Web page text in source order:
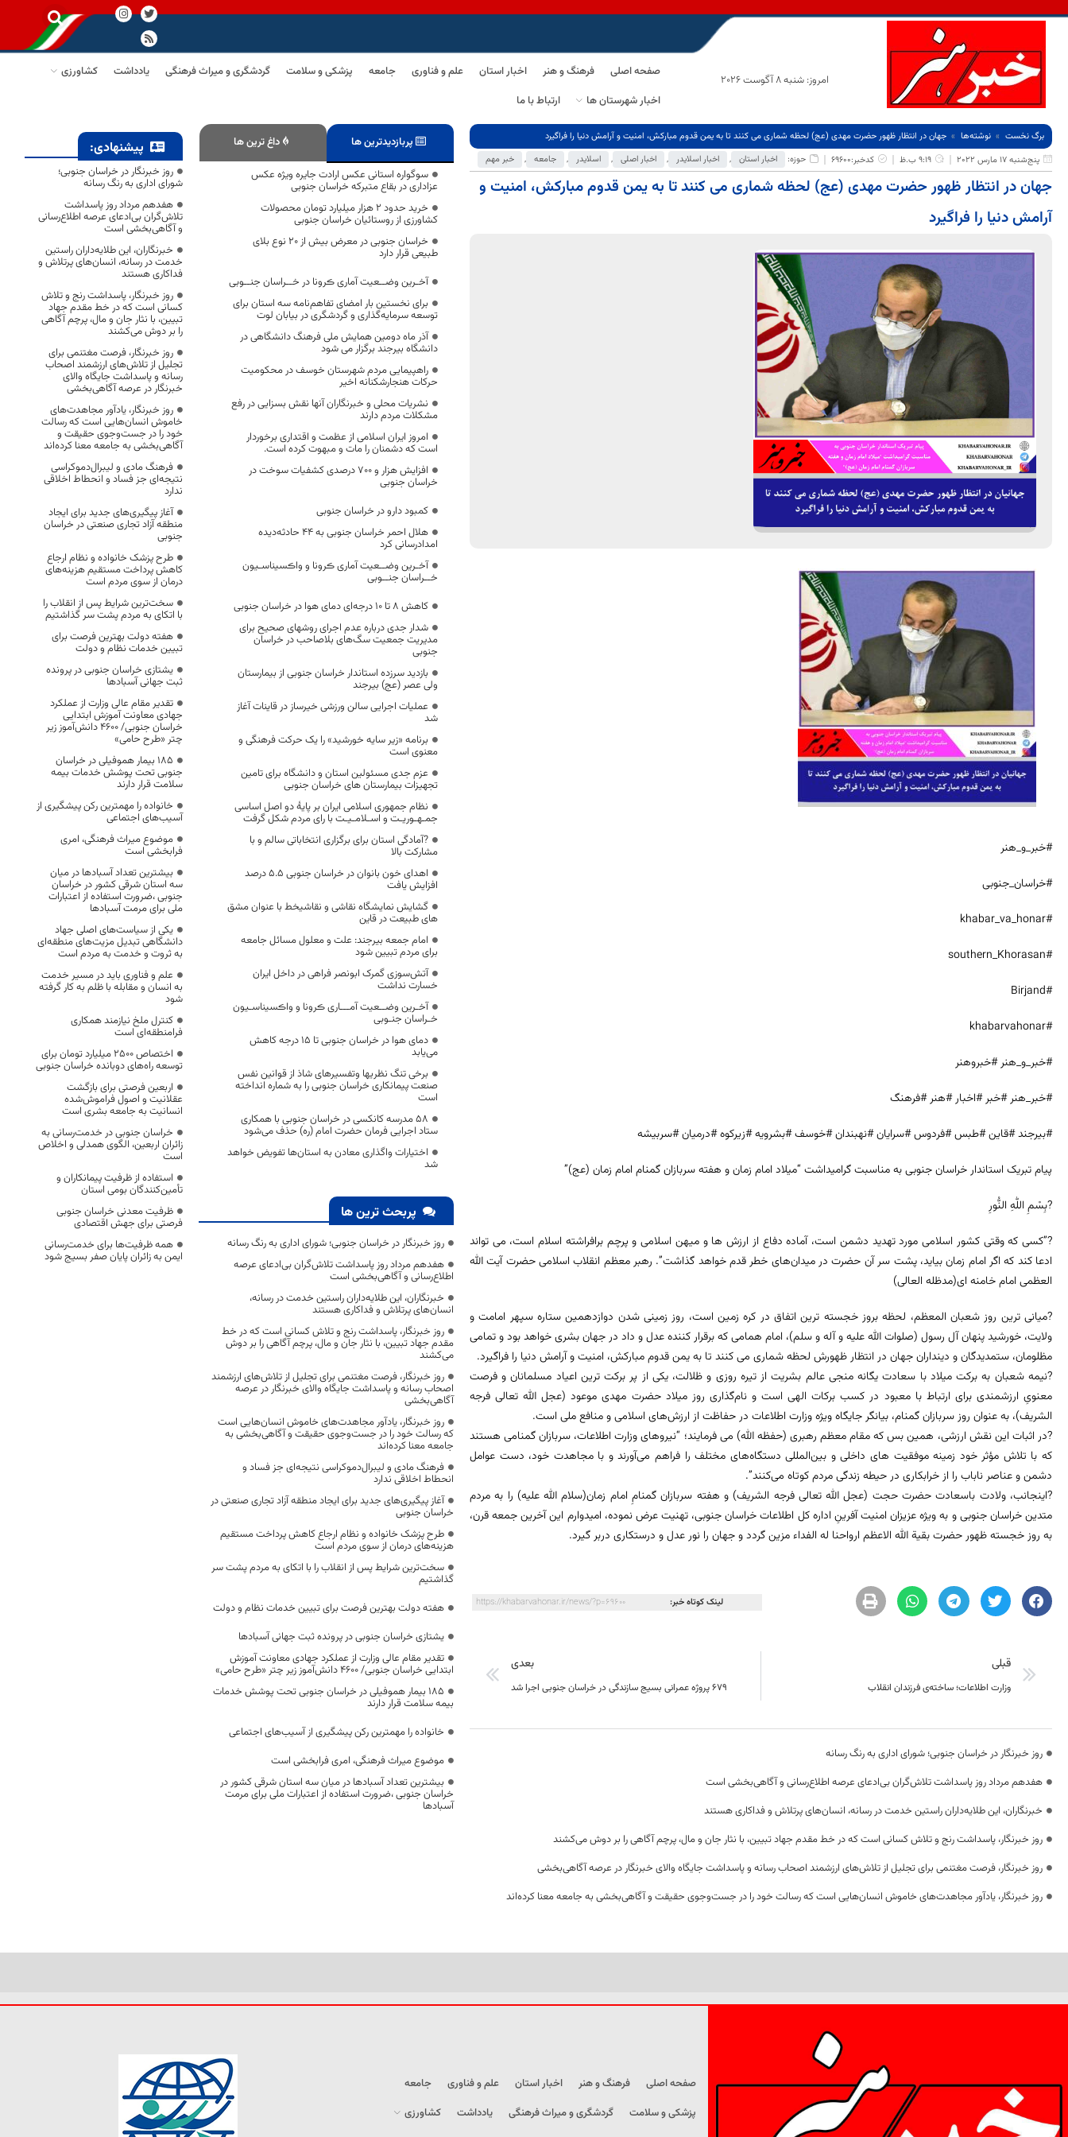
امروز: شنبه 8 آگوست 2026
صفحه اصلی فرهنگ و هنر اخبار استان علم و فناوری جامعه پزشکی و سلامت گردشگری و میراث فرهنگی یادداشت
کشاورزی
اخبار شهرستان ها
ارتباط با ما
برگ نخست نوشته‌ها
جهان در انتظار ظهور حضرت مهدی (عج) لحظه شماری می کنند تا به یمن قدوم مبارکش، امنیت و آرامش دنیا را فراگیرد
پنج‌شنبه 17 مارس 2022
9:19 ب.ظ کدخبر:69600 حوزه: اخبار استان , اخبار اسلایدر , اخبار اصلی , اسلایدر , جامعه , خبر مهم
جهان در انتظار ظهور حضرت مهدی (عج) لحظه شماری می کنند تا به یمن قدوم مبارکش، امنیت و
آرامش دنیا را فراگیرد
#خبر_و_هنر
#خراسان_جنوبی
#khabar_va_honar
#southern_Khorasan
#Birjand
#khabarvahonar
#خبر_و_هنر #خبروهنر
#خبر_هنر #خبر #اخبار #هنر #فرهنگ
#بیرجند #قاین #طبس #فردوس #سرایان #نهبندان #خوسف #بشرویه #زیرکوه #درمیان #سربیشه
پیام تبریک استاندار خراسان جنوبی به مناسبت گرامیداشت “میلاد امام زمان و هفته سربازان گمنام امام زمان (عج)”
?بِسْمِ اللّٰهِ النُّورِ
?”کسی که وقتی کشور اسلامی مورد تهدید دشمن است، آماده‌ دفاع از ارزش ها و میهن اسلامی و پرچم برافراشته‌ اسلام است، می تواند
ادعا کند که اگر امام زمان بیاید، پشت سر آن حضرت در میدان‌های خطر قدم خواهد گذاشت”. رهبر معظم انقلاب اسلامی حضرت آیت الله
العظمی امام خامنه ای(مدظله العالی)
?میانی ترین روز شعبان المعظم، لحظه بروز خجسته ترین اتفاق در کره زمین است، روز زمینی شدن دوازدهمین ستاره سپهر امامت و
ولایت، خورشید پنهان آل رسول (صلوات الله علیه و آله و سلم)، امام همامی که برقرار کننده عدل و داد در جهان بشری خواهد بود و تمامی
مظلومان، ستمدیدگان و دینداران جهان در انتظار ظهورش لحظه شماری می کنند تا به یمن قدوم مبارکش، امنیت و آرامش دنیا را فراگیرد.
?نیمه شعبان به برکت میلاد با سعادت یگانه منجی عالم بشریت از تیره روزی و ظلالت، یکی از پر برکت ترین اعیاد مسلمانان و فرصت
معنویِ ارزشمندی برای ارتباط با معبود در کسب برکات الهی است و نام‌گذاری روز میلاد حضرت مهدی موعود (عجل الله تعالی فرجه
الشریف)، به عنوان روز سربازان گمنام، بیانگر جایگاه ویژه وزارت اطلاعات در حفاظت از ارزش‌های اسلامی و منافع ملی است.
?در اثبات این نقش ارزشی، همین بس که مقام معظم رهبری (حفظه الله) می فرمایند؛ “نیروهای وزارت اطلاعات، سربازان گمنامی هستند
که با تلاش مؤثر خود زمینه موفقیت‌ های داخلی و بین‌المللی دستگاه‌های مختلف را فراهم می‌آورند و با مجاهدت خود، دست عوامل
دشمن و عناصر ناباب را از خرابکاری در حیطه زندگی مردم کوتاه می‌کنند”.
?اینجانب، ولادت باسعادت حضرت حجت (عجل الله تعالی فرجه الشریف) و هفته سربازان گمنامِ امام زمان(سلام الله علیه) را به مردم
متدین خراسان جنوبی و به ویژه عزیزان امنیت آفرینِ اداره کل اطلاعات خراسان جنوبی، تهنیت عرض نموده، امیدوارم این آخرین جمعه قرن،
به روز خجسته‌ ظهور حضرت بقیة الله الاعظم ارواحنا له الفداء مزین گردد و جهان را نور عدل و درستکاری دربر گیرد.
لینک کوتاه خبر: https://khabarvahonar.ir/news/?p=69600
قبلی
وزارت اطلاعات؛ ساخته‌ی فرزندان انقلاب
بعدی
۶۷۹ پروژه عمرانی بسیج سازندگی در خراسان جنوبی اجرا شد
روز خبرنگار در خراسان جنوبی؛ شورای اداری به رنگ رسانه
هفدهم مرداد روز پاسداشت تلاش‌گران بی‌ادعای عرصه اطلاع‌رسانی و آگاهی‌بخشی است
خبرنگاران، این طلایه‌داران راستین خدمت در رسانه، انسان‌های پرتلاش و فداکاری هستند
روز خبرنگار، پاسداشت رنج و تلاش کسانی است که در خط مقدم جهاد تبیین، با نثار جان و مال، پرچم آگاهی را بر دوش می‌کشند
روز خبرنگار، فرصت مغتنمی برای تجلیل از تلاش‌های ارزشمند اصحاب رسانه و پاسداشت جایگاه والای خبرنگار در عرصه آگاهی‌بخشی
روز خبرنگار، یادآور مجاهدت‌های خاموش انسان‌هایی است که رسالت خود را در جست‌وجوی حقیقت و آگاهی‌بخشی به جامعه معنا کرده‌اند
پربازدیدترین ها داغ ترین ها
سوگواره استانی عکس ارادت جایره ویژه عکس
عزاداری در بقاع متبرکه خراسان جنوبی
خرید حدود ۲ هزار میلیارد تومان محصولات
کشاورزی از روستائیان خراسان جنوبی
خراسان جنوبی در معرض بیش از ۲۰ نوع بلای
طبیعی قرار دارد
آخـرین وضــعیت آماری ڪرونا در خــراسان جنــوبی
برای نخستین بار امضای تفاهم‌نامه سه استان برای
توسعه سرمایه‌گذاری و گردشگری در بیابان لوت
آذر ماه دومین همایش ملی فرهنگ دانشگاهی در
دانشگاه بیرجند برگزار می شود
راهپیمایی مردم شهرستان خوسف در محکومیت
حرکات هنجارشکنانه اخیر
نشریات محلی و خبرنگاران آنها نقش بسزایی در رفع
مشکلات مردم دارند
امروز ایران اسلامی از عظمت و اقتداری برخوردار
است که دشمنان را مات و مبهوت کرده است.
افزایش هزار و ۷۰۰ درصدی کشفیات سوخت در
خراسان جنوبی
کمبود دارو در خراسان جنوبی
هلال احمر خراسان جنوبی به ۴۴ حادثه‌دیده
امدادرسانی کرد
آخـرین وضــعیت آماری ڪرونا و واڪسیناسـیون
خــراسان جنــوبی
کاهش ۸ تا ۱۰ درجه‌ای دمای هوا در خراسان جنوبی
شدار جدی درباره عدم اجرای روشهای صحیح برای
مدیریت جمعیت سگ‌های بلاصاحب در خراسان
جنوبی
بازدید سرزده استاندار خراسان جنوبی از بیمارستان
ولی عصر (عج) بیرجند
عملیات اجرایی سالن ورزشی خیرساز در قاینات آغاز
شد
برنامه «زیر سایه خورشید» را یک حرکت فرهنگی و
معنوی است
عزم جدی مسئولین استان و دانشگاه برای تامین
تجهیزات بیمارستان های خراسان جنوبی
نظام جمهوری اسلامی ایران بر پایۀ دو اصل اساسی
جمـهـوریـت و اسـلامـیـت با رای مردم شکل گرفت
?آمادگی استان برای برگزاری انتخاباتی سالم و با
مشارکت بالا
اهدای خون بانوان در خراسان جنوبی ۵.۵ درصد
افزایش یافت
گشایش نمایشگاه نقاشی و نقاشیخط با عنوان مشق
های طبیعت در قاین
امام جمعه بیرجند: علت و معلول مسائل جامعه
برای مردم تبیین شود
آتش‌سوزی گمرک ابونصر فراهی در داخل ایران
خسارت نداشت
آخـرین وضــعیت آمـــاری ڪرونا و واڪسیناسـیون
خـراسان جنـوبی
دمای هوا در خراسان جنوبی تا ۱۵ درجه کاهش
می‌یابد
برخی تنگ نظریها وتفسیرهای شاذ از قوانین نفس
صنعت پیمانکاری خراسان جنوبی را به شماره انداخته
است
۵۸ مدرسه کانکسی در خراسان جنوبی با همکاری
ستاد اجرایی فرمان حضرت امام (ره) حذف می‌شود
اختیارات واگذاری معادن به استان‌ها تفویض خواهد
شد
پربحث ترین ها
روز خبرنگار در خراسان جنوبی؛ شورای اداری به رنگ رسانه
هفدهم مرداد روز پاسداشت تلاش‌گران بی‌ادعای عرصه
اطلاع‌رسانی و آگاهی‌بخشی است
خبرنگاران، این طلایه‌داران راستین خدمت در رسانه،
انسان‌های پرتلاش و فداکاری هستند
روز خبرنگار، پاسداشت رنج و تلاش کسانی است که در خط
مقدم جهاد تبیین، با نثار جان و مال، پرچم آگاهی را بر دوش
می‌کشند
روز خبرنگار، فرصت مغتنمی برای تجلیل از تلاش‌های ارزشمند
اصحاب رسانه و پاسداشت جایگاه والای خبرنگار در عرصه
آگاهی‌بخشی
روز خبرنگار، یادآور مجاهدت‌های خاموش انسان‌هایی است
که رسالت خود را در جست‌وجوی حقیقت و آگاهی‌بخشی به
جامعه معنا کرده‌اند
فرهنگ مادی و لیبرال‌دموکراسی نتیجه‌ای جز فساد و
انحطاط اخلاقی ندارد
آغاز پیگیری‌های جدید برای ایجاد منطقه آزاد تجاری صنعتی در
خراسان جنوبی
طرح پزشک خانواده و نظام ارجاع کاهش پرداخت مستقیم
هزینه‌های درمان از سوی مردم است
سخت‌ترین شرایط پس از انقلاب را با اتکای به مردم پشت سر
گذاشتیم
هفته دولت بهترین فرصت برای تبیین خدمات نظام و دولت
یشتازی خراسان جنوبی در پرونده ثبت جهانی آسبادها
تقدیر مقام عالی وزارت از عملکرد جهادی معاونت آموزش
ابتدایی خراسان جنوبی/ ۴۶۰۰ دانش‌آموز زیر چتر «طرح حامی»
۱۸۵ بیمار هموفیلی در خراسان جنوبی تحت پوشش خدمات
بیمه سلامت قرار دارند
خانواده را مهمترین رکن پیشگیری از آسیب‌های اجتماعی
موضوع میراث فرهنگی، امری فرابخشی است
بیشترین تعداد آسبادها در میان سه استان شرقی کشور در
خراسان جنوبی ،ضرورت استفاده از اعتبارات ملی برای مرمت
آسبادها
پیشنهادی:
روز خبرنگار در خراسان جنوبی؛
شورای اداری به رنگ رسانه
هفدهم مرداد روز پاسداشت
تلاش‌گران بی‌ادعای عرصه اطلاع‌رسانی
و آگاهی‌بخشی است
خبرنگاران، این طلایه‌داران راستین
خدمت در رسانه، انسان‌های پرتلاش و
فداکاری هستند
روز خبرنگار، پاسداشت رنج و تلاش
کسانی است که در خط مقدم جهاد
تبیین، با نثار جان و مال، پرچم آگاهی
را بر دوش می‌کشند
روز خبرنگار، فرصت مغتنمی برای
تجلیل از تلاش‌های ارزشمند اصحاب
رسانه و پاسداشت جایگاه والای
خبرنگار در عرصه آگاهی‌بخشی
روز خبرنگار، یادآور مجاهدت‌های
خاموش انسان‌هایی است که رسالت
خود را در جست‌وجوی حقیقت و
آگاهی‌بخشی به جامعه معنا کرده‌اند
فرهنگ مادی و لیبرال‌دموکراسی
نتیجه‌ای جز فساد و انحطاط اخلاقی
ندارد
آغاز پیگیری‌های جدید برای ایجاد
منطقه آزاد تجاری صنعتی در خراسان
جنوبی
طرح پزشک خانواده و نظام ارجاع
کاهش پرداخت مستقیم هزینه‌های
درمان از سوی مردم است
سخت‌ترین شرایط پس از انقلاب را
با اتکای به مردم پشت سر گذاشتیم
هفته دولت بهترین فرصت برای
تبیین خدمات نظام و دولت
یشتازی خراسان جنوبی در پرونده
ثبت جهانی آسبادها
تقدیر مقام عالی وزارت از عملکرد
جهادی معاونت آموزش ابتدایی
خراسان جنوبی/ ۴۶۰۰ دانش‌آموز زیر
چتر «طرح حامی»
۱۸۵ بیمار هموفیلی در خراسان
جنوبی تحت پوشش خدمات بیمه
سلامت قرار دارند
خانواده را مهمترین رکن پیشگیری از
آسیب‌های اجتماعی
موضوع میراث فرهنگی، امری
فرابخشی است
بیشترین تعداد آسبادها در میان
سه استان شرقی کشور در خراسان
جنوبی ،ضرورت استفاده از اعتبارات
ملی برای مرمت آسبادها
یکی از سیاست‌های اصلی جهاد
دانشگاهی تبدیل مزیت‌های منطقه‌ای
به ثروت و خدمت به مردم است
علم و فناوری باید در مسیر خدمت
به انسان و مقابله با ظلم به کار گرفته
شود
کنترل ملخ نیازمند همکاری
فرامنطقه‌ای است
اختصاص 2500 میلیارد تومان برای
توسعه راه‌های دوبانده خراسان جنوبی
اربعین فرصتی برای بازگشت
عقلانیت و اصول فراموش‌شده
انسانیت به جامعه بشری است
خراسان جنوبی در خدمت‌رسانی به
زائران اربعین، الگوی همدلی و اخلاص
است
استفاده از ظرفیت پیمانکاران و
تأمین‌کنندگان بومی استان
ظرفیت معدنی خراسان جنوبی
فرصتی برای جهش اقتصادی
همه ظرفیت‌ها برای خدمت‌رسانی
ایمن به زائران پایان صفر بسیج شود
صفحه اصلی فرهنگ و هنر اخبار استان علم و فناوری
جامعه
پزشکی و سلامت
گردشگری و میراث فرهنگی یادداشت
کشاورزی